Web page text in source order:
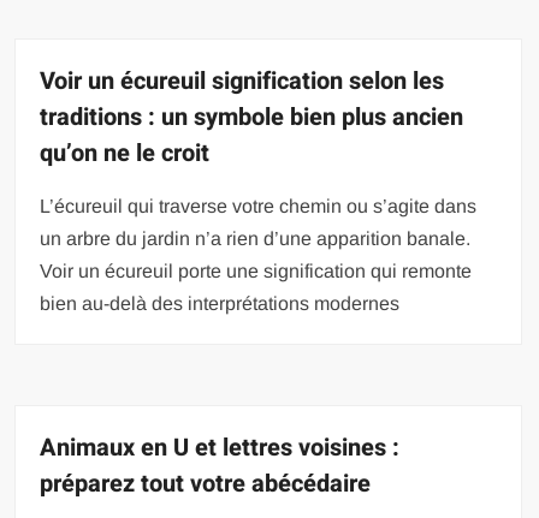
Voir un écureuil signification selon les
traditions : un symbole bien plus ancien
qu’on ne le croit
L’écureuil qui traverse votre chemin ou s’agite dans
un arbre du jardin n’a rien d’une apparition banale.
Voir un écureuil porte une signification qui remonte
bien au-delà des interprétations modernes
Animaux en U et lettres voisines :
préparez tout votre abécédaire